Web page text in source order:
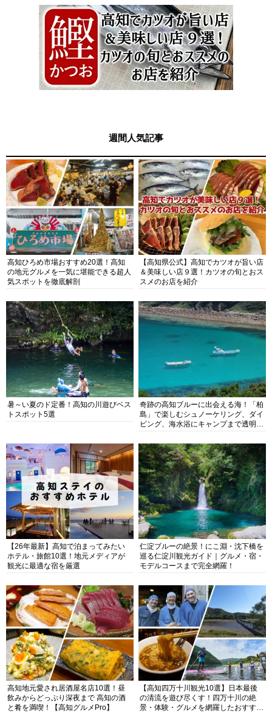
週間人気記事
高知ひろめ市場おすすめ20選！高知
の地元グルメを一気に堪能できる超人
気スポットを徹底解剖
【高知県公式】高知でカツオが旨い店
＆美味しい店９選！カツオの旬とおス
スメのお店を紹介
暑～い夏のド定番！高知の川遊びベス
トスポット5選
奇跡の高知ブルーに出会える海！「柏
島」で楽しむシュノーケリング、ダイ
ビング、海水浴にキャンプまで透明度
【26年最新】高知で泊まってみたい
ホテル・旅館10選！地元メディアが
観光に最適な宿を厳選
仁淀ブルーの絶景！にこ淵・沈下橋を
巡る仁淀川観光ガイド｜グルメ・宿・
モデルコースまで完全網羅！
高知地元愛され居酒屋名店10選！昼
飲みからどっぷり深夜まで 高知の酒
と肴を満喫！【高知グルメPro】
【高知四万十川観光10選】日本最後
の清流を遊び尽くす！四万十川の絶
景・体験・グルメを網羅したおすすめ